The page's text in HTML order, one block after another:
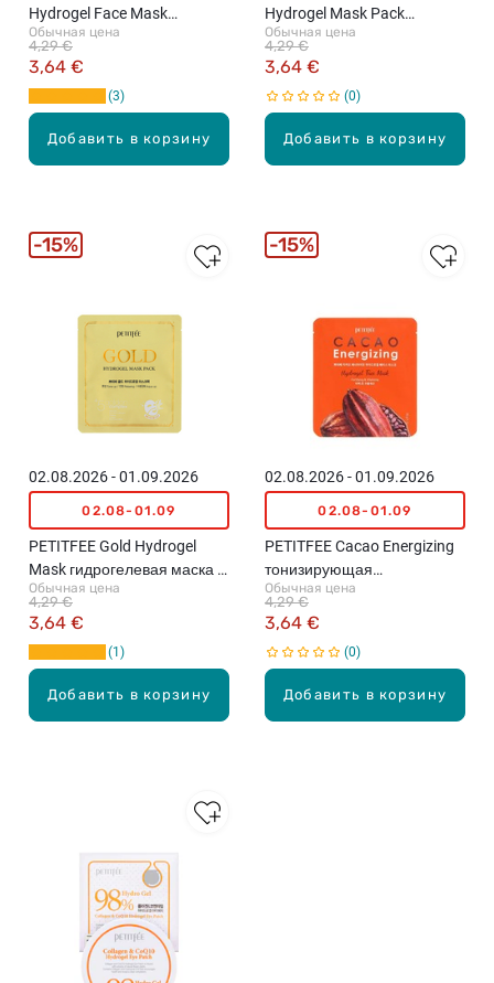
Добавить в корзину
Hydrogel Face Mask
охлаждающая
гидрогелевая маска с
1gab., 32ml
Обычная цена
3,64 €
4,29 €
3
Добавить в корзину
Hydrogel Mask Pack
гидрогелевая маска с
черным жемчугом для
Обычная цена
3,64 €
4,29 €
0
Добавить в корзину
02.08.2026 - 01.09.2026
02.08-01.09
PETITFEE Gold Hydrogel
Mask гидрогелевая маска с
золотом для лица, 1шт.
Обычная цена
3,64 €
4,29 €
1
15%
Добавить в корзину
02.08.2026 - 01.09.2026
02.08-01.09
PETITFEE Cacao Energizing
тонизирующая
гидрогелевая маска для
лица, 32г.
Обычная цена
3,64 €
4,29 €
0
15%